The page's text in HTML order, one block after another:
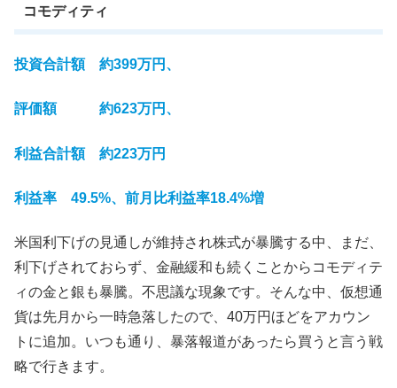
コモディティ
投資合計額 約399万円、
評価額 約623万円、
利益合計額 約223万円
利益率 49.5%、前月比利益率18.4%増
米国利下げの見通しが維持され株式が暴騰する中、まだ、
利下げされておらず、金融緩和も続くことからコモディテ
ィの金と銀も暴騰。不思議な現象です。そんな中、仮想通
貨は先月から一時急落したので、40万円ほどをアカウン
トに追加。いつも通り、暴落報道があったら買うと言う戦
略で行きます。